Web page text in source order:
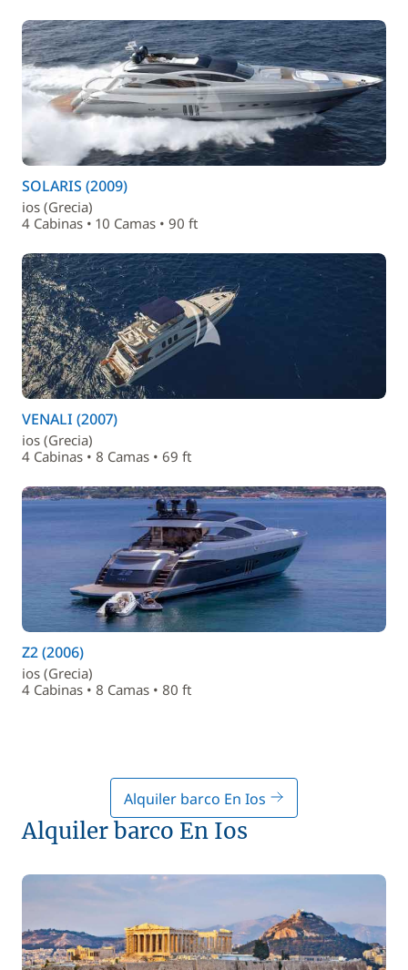
SOLARIS (2009)
ios (Grecia)
4 Cabinas • 10 Camas • 90 ft
VENALI (2007)
ios (Grecia)
4 Cabinas • 8 Camas • 69 ft
Z2 (2006)
ios (Grecia)
4 Cabinas • 8 Camas • 80 ft
Alquiler barco En Ios
Alquiler barco En Ios